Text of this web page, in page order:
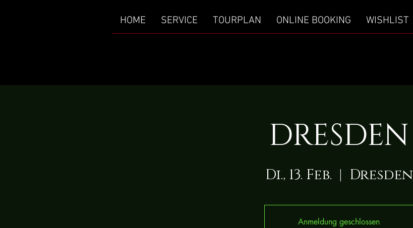
HOME SERVICE TOURPLAN ONLINE BOOKING WISHLIST
DRESDEN
Di., 13. Feb.
  |
Dresden
Anmeldung geschlossen